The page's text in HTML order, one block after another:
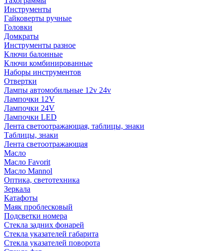
Инструменты
Гайковерты ручные
Головки
Домкраты
Инструменты разное
Ключи балонные
Ключи комбинированные
Наборы инструментов
Отвертки
Лампы автомобильные 12v 24v
Лампочки 12V
Лампочки 24V
Лампочки LED
Лента светоотражающая, таблицы, знаки
Таблицы, знаки
Лента светоотражающая
Масло
Масло Favorit
Масло Mannol
Оптика, светотехника
Зеркала
Катафоты
Маяк проблесковый
Подсветки номера
Стекла задних фонарей
Стекла указателей габарита
Стекла указателей поворота